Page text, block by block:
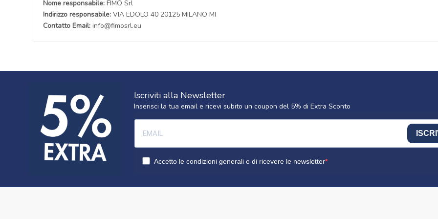
Nome responsabile: FIMO Srl
Indirizzo responsabile: VIA EDOLO 40 20125 MILANO MI
Contatto Email: info@fimosrl.eu
Iscriviti alla Newsletter
Inserisci la tua email e ricevi subito un coupon del 5% di Extra Sconto
Accetto le condizioni generali e di ricevere le newsletter